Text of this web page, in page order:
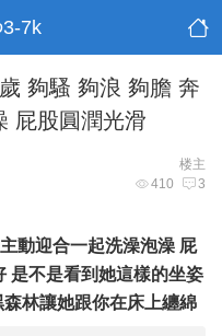
7k
夠騷 夠浪 夠膽 奔
屁股圓潤光滑
楼主
410 3
動迎合一起洗澡泡澡 屁
是不是看到她這樣的坐姿
林讓她跟你在床上纏綿